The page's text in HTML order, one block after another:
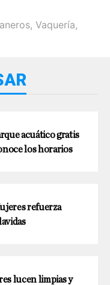
, Vaquería,
acuático gratis
los horarios
refuerza
lucen limpias y